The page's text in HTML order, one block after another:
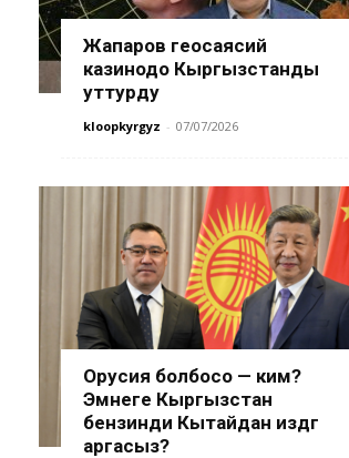
Жапаров геосаясий
казинодо Кыргызстанды
уттурду
kloopkyrgyz - 07/07/2026
Орусия болбосо — ким?
Эмнеге Кыргызстан
бензинди Кытайдан издөөгө
аргасыз?